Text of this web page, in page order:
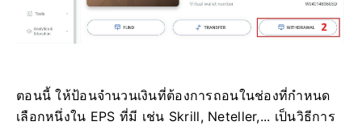
ตอนนี้ ให้ป้อนจำนวนเงินที่ต้องการถอนในช่องที่กำหนด
เลือกหนึ่งใน EPS ที่มี เช่น Skrill, Neteller,... เป็นวิธีการ